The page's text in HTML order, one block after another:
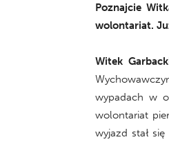
Poznajcie
wolontariat.
Witek
wypadach w
wolontariat
wyjazd stał